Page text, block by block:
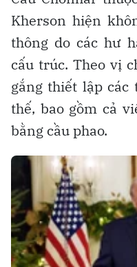
Kherson hiện
thông do các hư
cấu trúc. Theo vị
gắng thiết lập các
thế, bao gồm cả
bằng cầu phao.